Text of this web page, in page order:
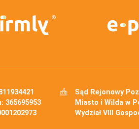
365695953
Sąd Rejonowy
Miasto i Wilda w
Wydział VIII